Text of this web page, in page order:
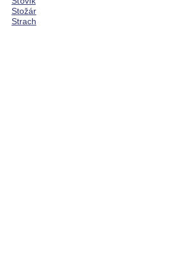
Stožár
Strach